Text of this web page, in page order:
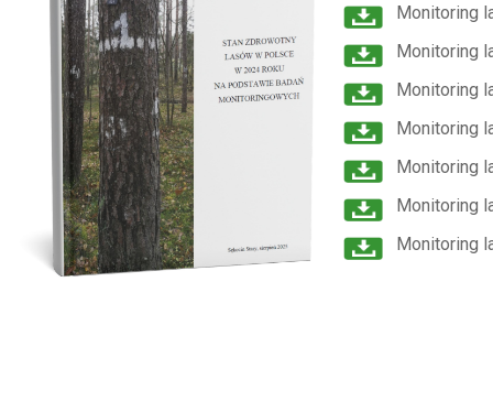
Monitoring
Monitoring
Monitoring
Monitoring
Monitoring
Monitoring
Monitoring